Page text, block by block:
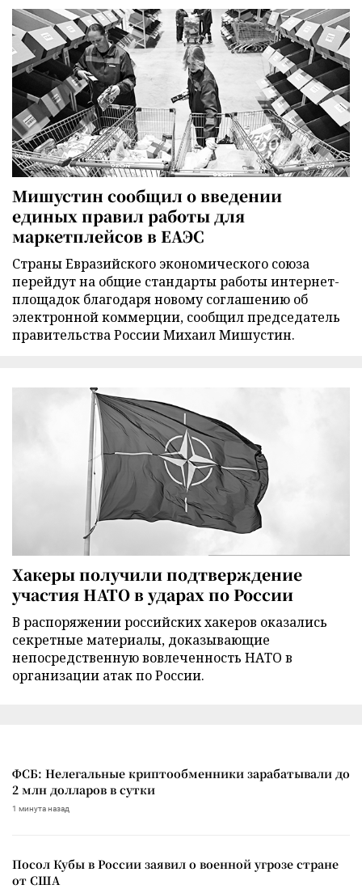
Мишустин сообщил о введении
единых правил работы для
маркетплейсов в ЕАЭС
Страны Евразийского экономического союза
перейдут на общие стандарты работы интернет-
площадок благодаря новому соглашению об
электронной коммерции, сообщил председатель
правительства России Михаил Мишустин.
Хакеры получили подтверждение
участия НАТО в ударах по России
В распоряжении российских хакеров оказались
секретные материалы, доказывающие
непосредственную вовлеченность НАТО в
организации атак по России.
ФСБ: Нелегальные криптообменники зарабатывали до
2 млн долларов в сутки
1 минута назад
Посол Кубы в России заявил о военной угрозе стране
от США